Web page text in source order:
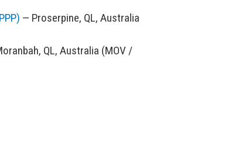
— Proserpine, QL, Australia
QL, Australia (MOV /